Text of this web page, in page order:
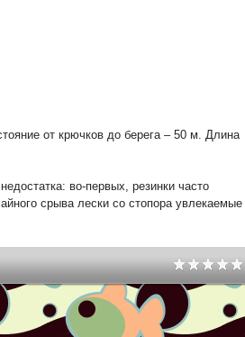
от крючков до берега – 50 м. Длина
во-первых, резинки часто
срыва лески со стопора увлекаемые